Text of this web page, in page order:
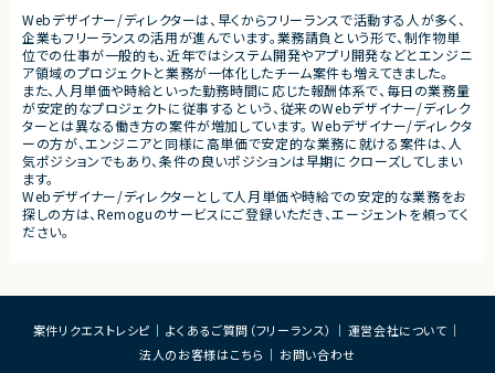
・仕様設計
・プロダクト企画
・開発推進
・運用改善
■その他補足
・フルリモート勤務可能
・10:15から朝会あり
・長期参画前提案件
Webデザイナー/ディレクターは、早くからフリーランスで活動する人が多く、
企業もフリーランスの活用が進んでいます。業務請負という形で、制作物単
位での仕事が一般的も、近年ではシステム開発やアプリ開発などとエンジニ
ア領域のプロジェクトと業務が一体化したチーム案件も増えてきました。
また、人月単価や時給といった勤務時間に応じた報酬体系で、毎日の業務量
が安定的なプロジェクトに従事するという、従来のWebデザイナー/ディレク
ターとは異なる働き方の案件が増加しています。 Webデザイナー/ディレクタ
ーの方が、エンジニアと同様に高単価で安定的な業務に就ける案件は、人
気ポジションでもあり、条件の良いポジションは早期にクローズしてしまい
ます。
Webデザイナー/ディレクターとして人月単価や時給での安定的な業務をお
探しの方は、Remoguのサービスにご登録いただき、エージェントを頼ってく
ださい。
案件リクエストレシピ よくあるご質問（フリーランス）
運営会社について
法人のお客様はこちら
お問い合わせ